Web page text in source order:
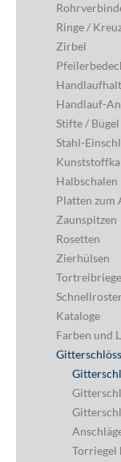
Ringe /
Zirbel
Handlauf-
Stifte / Bügel
Stahl-
Halbschalen
Platten zum
Zaunspitzen
Rosetten
Zierhülsen
Schnellroster
Kataloge
Farben und
Torriegel